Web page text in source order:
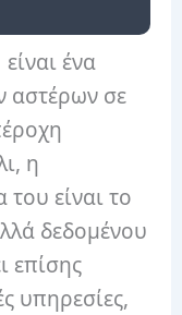
είναι ένα
αστέρων σε
η
είναι το
δεδομένου
επίσης
υπηρεσίες,